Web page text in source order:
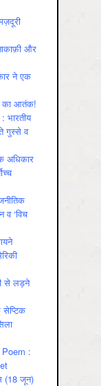
और
ने एक
का आतंक!
भारतीय
गुस्‍से व
अधिकार
व ‘विच
से लड़ने
Poem :
(18 जून)